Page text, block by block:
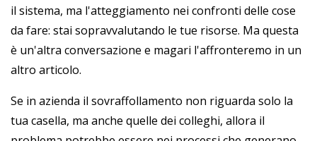
il sistema, ma l'atteggiamento nei confronti delle cose
da fare: stai sopravvalutando le tue risorse. Ma questa
è un'altra conversazione e magari l'affronteremo in un
altro articolo.
Se in azienda il sovraffollamento non riguarda solo la
tua casella, ma anche quelle dei colleghi, allora il